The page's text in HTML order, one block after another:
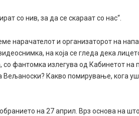
со нив, за да се скараат со нас“.
нарачателот и организаторот на
на која се гледа дека
фантомка излегува од Кабинетот на
Вељаноски? Какво помирување, кога
на 27 април. Врз основа на